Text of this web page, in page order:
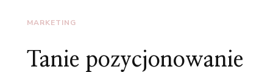
MARKETING
Tanie pozycjonowanie